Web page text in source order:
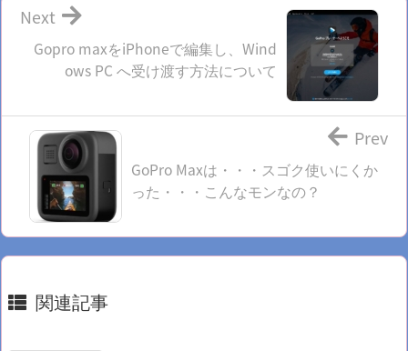
Gopro maxをiPhoneで編集し、Wind
ows PC へ受け渡す方法について
Next
GoPro Maxは・・・スゴク使いにくか
った・・・こんなモンなの？
Prev
関連記事